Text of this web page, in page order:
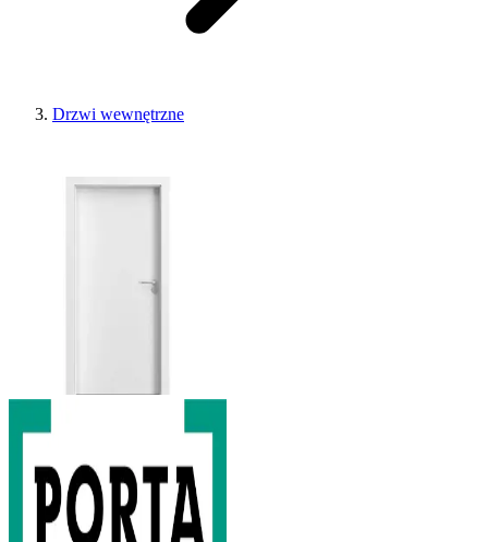
Drzwi wewnętrzne